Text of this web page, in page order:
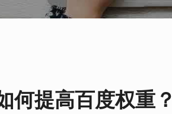
何提高百度权重？